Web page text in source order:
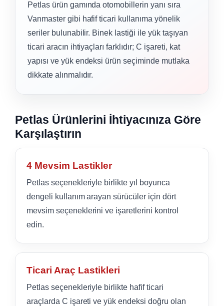
Petlas ürün gamında otomobillerin yanı sıra
Vanmaster gibi hafif ticari kullanıma yönelik
seriler bulunabilir. Binek lastiği ile yük taşıyan
ticari aracın ihtiyaçları farklıdır; C işareti, kat
yapısı ve yük endeksi ürün seçiminde mutlaka
dikkate alınmalıdır.
Petlas Ürünlerini İhtiyacınıza Göre
Karşılaştırın
4 Mevsim Lastikler
Petlas seçenekleriyle birlikte yıl boyunca
dengeli kullanım arayan sürücüler için dört
mevsim seçeneklerini ve işaretlerini kontrol
edin.
Ticari Araç Lastikleri
Petlas seçenekleriyle birlikte hafif ticari
araçlarda C işareti ve yük endeksi doğru olan